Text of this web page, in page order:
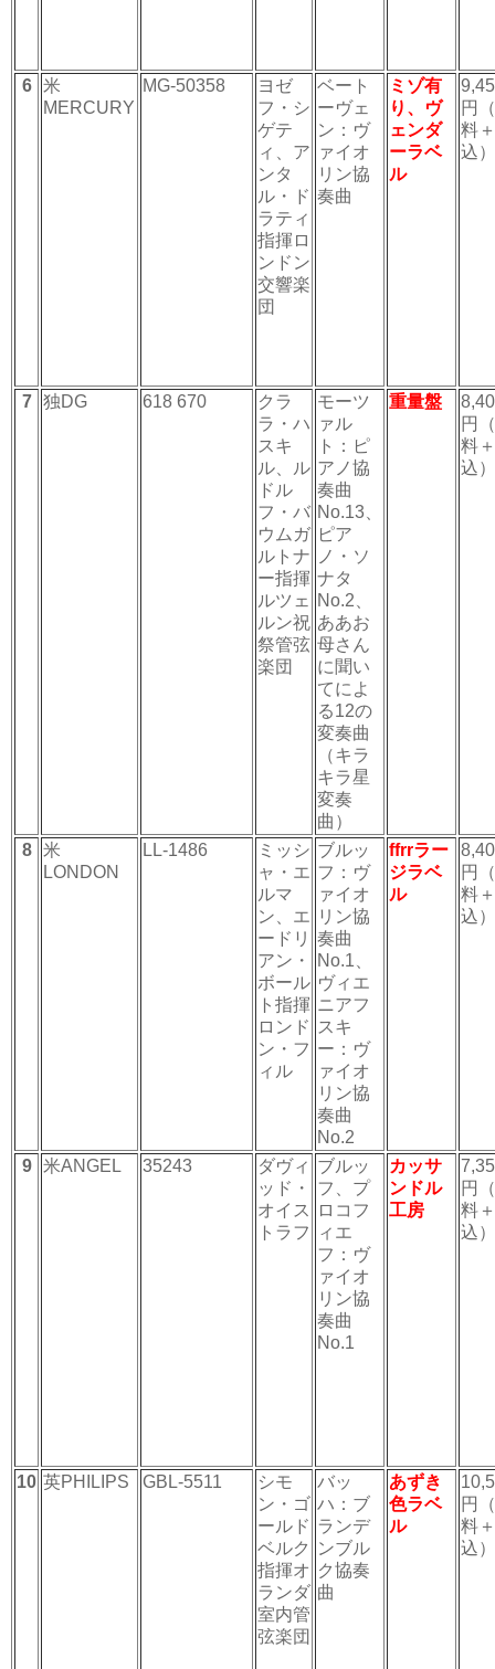
6
米
MERCURY
MG-50358
ヨゼ
フ・シ
ゲテ
ィ、ア
ンタ
ル・ド
ラティ
指揮ロ
ンドン
交響楽
団
ベート
ーヴェ
ン：ヴ
ァイオ
リン協
奏曲
ミゾ有
り、ヴ
ェンダ
ーラベ
ル
円
料
込）
7 独DG 618 670
クラ
ラ・ハ
スキ
ル、ル
ドル
フ・バ
ウムガ
ルトナ
ー指揮
ルツェ
ルン祝
祭管弦
楽団
モーツ
ァル
ト：ピ
アノ協
奏曲
No.13、
ピア
ノ・ソ
ナタ
No.2、
ああお
母さん
に聞い
てによ
る12の
変奏曲
（キラ
キラ星
変奏
曲）
重量盤
円
料
込）
8
米
LONDON
LL-1486
ミッシ
ャ・エ
ルマ
ン、エ
ードリ
アン・
ボール
ト指揮
ロンド
ン・フ
ィル
ブルッ
フ：ヴ
ァイオ
リン協
奏曲
No.1、
ヴィエ
ニアフ
スキ
ー：ヴ
ァイオ
リン協
奏曲
No.2
ffrrラー
ジラベ
ル
円
料
込）
9 米ANGEL 35243
ダヴィ
ッド・
オイス
トラフ
ブルッ
フ、プ
ロコフ
ィエ
フ：ヴ
ァイオ
リン協
奏曲
No.1
カッサ
ンドル
工房
円
料
込）
10 英PHILIPS GBL-5511
シモ
ン・ゴ
ールド
ベルク
指揮オ
ランダ
室内管
弦楽団
バッ
ハ：ブ
ランデ
ンブル
ク協奏
曲
あずき
色ラベ
ル
円
料
込）